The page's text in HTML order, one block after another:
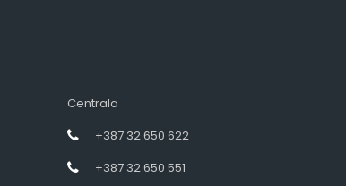
Centrala
+387 32 650 622
+387 32 650 551